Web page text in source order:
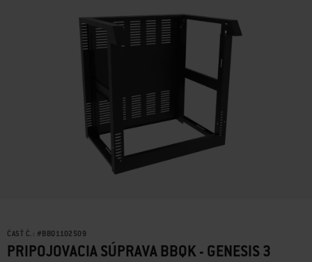
ČASŤ Č.: #BBQ1102509
PRIPOJOVACIA SÚPRAVA BBQK - GENESIS 3